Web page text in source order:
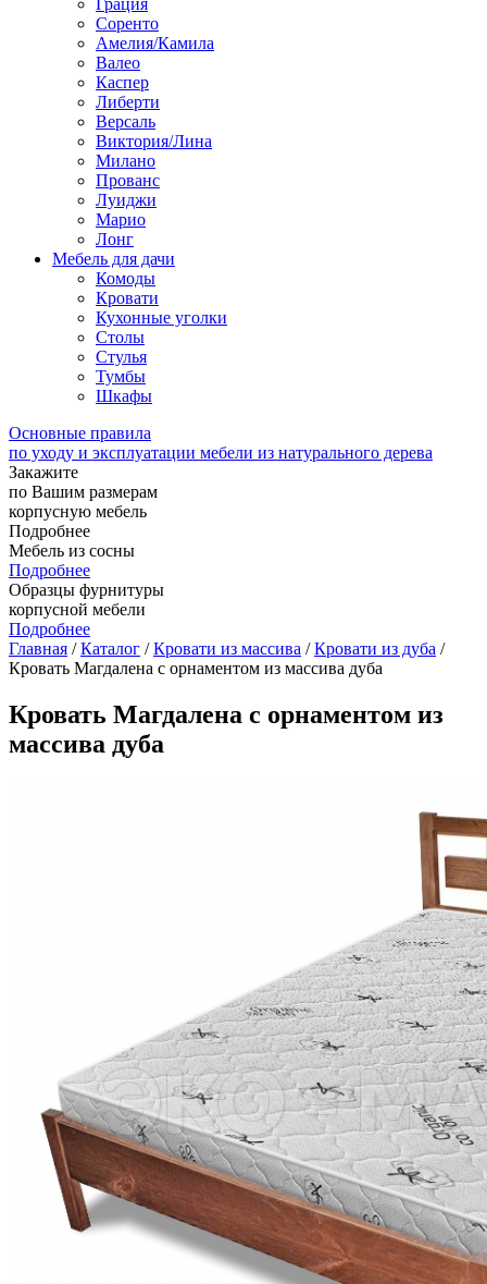
Грация
Соренто
Амелия/Камила
Валео
Каспер
Либерти
Версаль
Виктория/Лина
Милано
Прованс
Луиджи
Марио
Лонг
Мебель для дачи
Комоды
Кровати
Кухонные уголки
Столы
Стулья
Тумбы
Шкафы
Основные правила
по уходу и эксплуатации мебели из натурального дерева
Закажите
по Вашим размерам
корпусную мебель
Подробнее
Мебель из сосны
Подробнее
Образцы фурнитуры
корпусной мебели
Подробнее
Главная /Каталог /Кровати из массива /Кровати из дуба /
Кровать Магдалена с орнаментом из массива дуба
Кровать Магдалена с орнаментом из
массива дуба